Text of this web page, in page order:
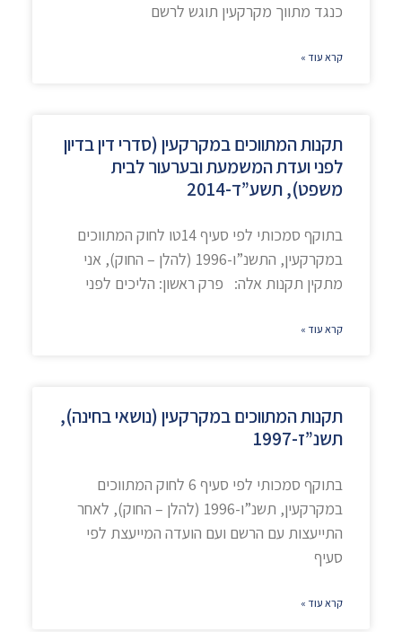
כנגד מתווך מקרקעין תוגש לרשם
קרא עוד »
תקנות המתווכים במקרקעין (סדרי דין בדיון
לפני ועדת המשמעת ובערעור לבית
משפט), תשע”ד-2014
בתוקף סמכותי לפי סעיף 14טו לחוק המתווכים
במקרקעין, התשנ”ו-1996 (להלן – החוק), אני
מתקין תקנות אלה: פרק ראשון: הליכים לפני
קרא עוד »
תקנות המתווכים במקרקעין (נושאי בחינה),
תשנ”ז-1997
בתוקף סמכותי לפי סעיף 6 לחוק המתווכים
במקרקעין, תשנ”ו-1996 (להלן – החוק), לאחר
התייעצות עם הרשם ועם הועדה המייעצת לפי
סעיף
קרא עוד »